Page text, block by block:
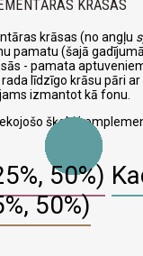
KRĀSAS
krāsas (no angļu
pamatu (šajā
- pamata
līdzīgo krāsu pāri
izmantot kā fonu.
šķelti
50%)
50%)